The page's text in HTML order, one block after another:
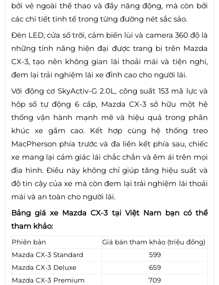
bởi vẻ ngoài thể thao và đầy năng động, mà còn bởi
các chi tiết tinh tế trong từng đường nét sắc sảo.
Đèn LED, cửa sổ trời, cảm biến lùi và camera 360 độ là
những tính năng hiện đại được trang bị trên Mazda
CX-3, tạo nên không gian lái thoải mái và tiện nghi,
đem lại trải nghiệm lái xe đỉnh cao cho người lái.
Với động cơ SkyActiv-G 2.0L, công suất 153 mã lực và
hộp số tự động 6 cấp, Mazda CX-3 sở hữu một hệ
thống vận hành mạnh mẽ và hiệu quả trong phân
khúc xe gầm cao. Kết hợp cùng hệ thống treo
MacPherson phía trước và đa liên kết phía sau, chiếc
xe mang lại cảm giác lái chắc chắn và êm ái trên mọi
địa hình. Điều này không chỉ giúp tăng hiệu suất và
độ tin cậy của xe mà còn đem lại trải nghiệm lái thoải
mái và an toàn cho người lái.
Bảng giá xe Mazda CX-3 tại Việt Nam bạn có thể
tham khảo:
Phiên bản
Giá bán tham khảo (triệu đồng)
Mazda CX-3 Standard
599
Mazda CX-3 Deluxe
659
Mazda CX-3 Premium
709